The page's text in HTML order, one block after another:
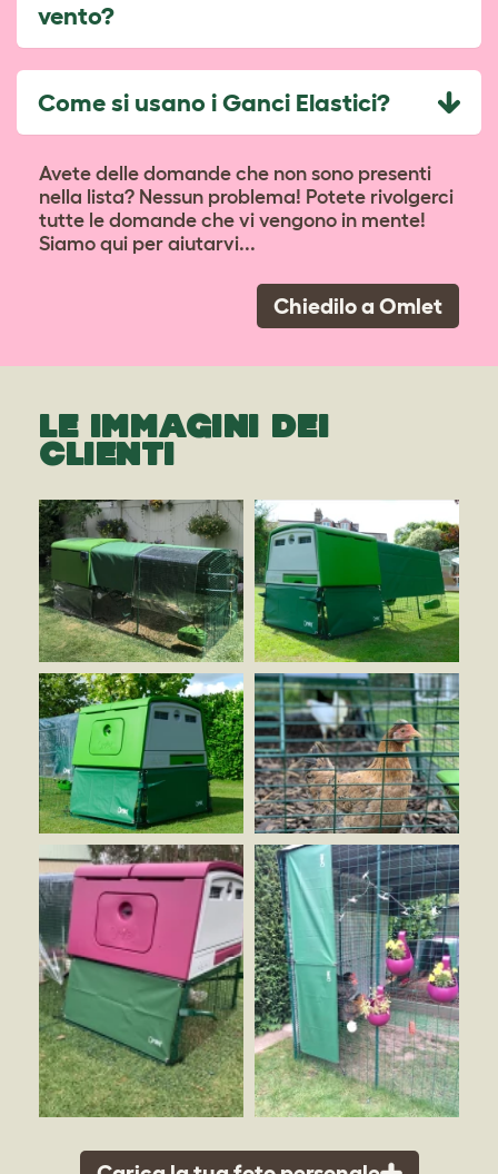
vento?
Come si usano i Ganci Elastici?
Avete delle domande che non sono presenti
nella lista? Nessun problema! Potete rivolgerci
tutte le domande che vi vengono in mente!
Siamo qui per aiutarvi...
Chiedilo a Omlet
LE IMMAGINI DEI
CLIENTI